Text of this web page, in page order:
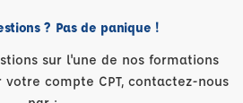
? Pas de panique !
sur l'une de nos formations
compte CPT, contactez-nous